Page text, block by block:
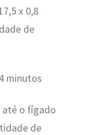
x 0,8
de
minutos
até o fígado
de